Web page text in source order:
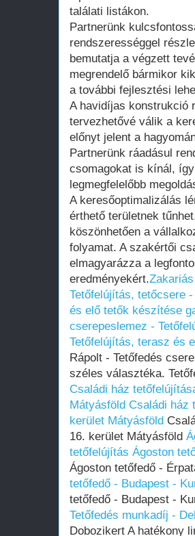
találati listákon.
Partnerünk
rendszerességgel
bemutatja a végzett
megrendelő bármikor
a további fejlesztési
A havidíjas konstrukció
tervezhetővé válik a
előnyt jelent a
Partnerünk ráadásul
csomagokat is kínál,
legmegfelelőbb
A keresőoptimalizálás
érthető területnek
köszönhetően a
folyamat. A szakértői
elmagyarázza a
eredményekért.
Tetőfelújítás, tetőcsere
és elő tetők készítése
cserepeslemez -
Tetőfelújítás, terasz és
Rápolt - Tetőfedés
széles választéka.
Családi ház
Mátyásföld Családi ház
kerület Mátyásföld
16. kerület Mátyásföld
tetőfelújítás Ágoston
Ágoston tetőfedő -
tetőfedő - Budapest -
tetőfedő - Budapest -
Tetőfedés munkadíj -
Dobozikert A hatékony